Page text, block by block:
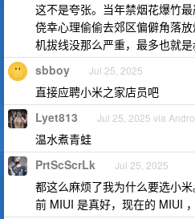
这不是夸张。当年禁烟花爆竹
侥幸心理偷偷去郊区偏僻角落
机拔线没那么严重，最多也就
sbboy Jul 25, 2025
直接应聘小米之家店员吧
Lyet813 Jul 25, 2025 via
温水煮青蛙
PrtScScrLk Jul 25, 2025
都这么麻烦了我为什么要选小
前 MIUI 是真好，现在的 MIUI